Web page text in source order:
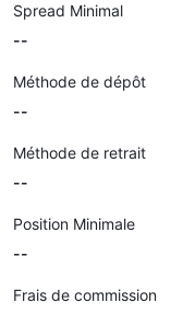
Spread Minimal
--
Méthode de dépôt
--
Méthode de retrait
--
Position Minimale
--
Frais de commission